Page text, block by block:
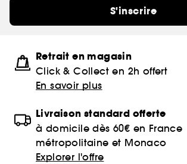
S'inscrire
Retrait en magasin
Click & Collect en 2h offert
En savoir plus
Livraison standard offerte
à domicile dès 60€ en France
métropolitaine et Monaco
Explorer l'offre